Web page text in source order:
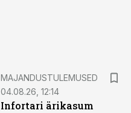
MAJANDUSTULEMUSED
04.08.26, 12:14
Infortari ärikasum